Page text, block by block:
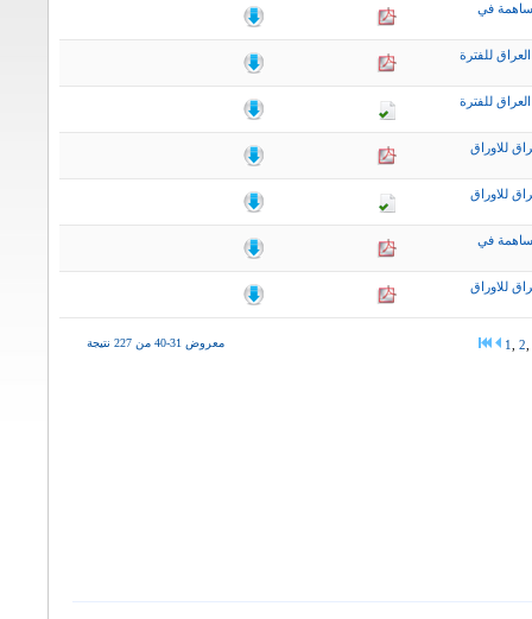
في
للفترة
للفترة
للاوراق
للاوراق
في
للاوراق
معروض 31-40 من 227 نتيجة 1 2